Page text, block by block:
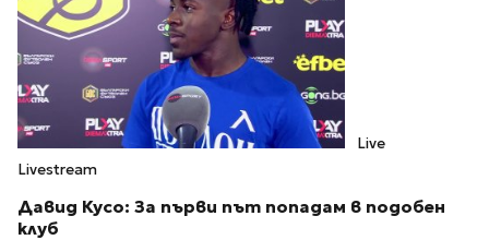
Live
Livestream
Давид Кусо: За първи път попадам в подобен
клуб